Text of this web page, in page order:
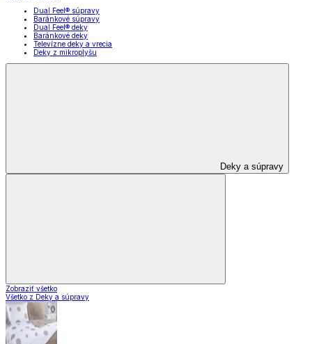
Dual Feel® súpravy
Baránkové súpravy
Dual Feel® deky
Baránkové deky
Televízne deky a vrecia
Deky z mikroplyšu
Deky a súpravy
Zobraziť všetko
Všetko z Deky a súpravy